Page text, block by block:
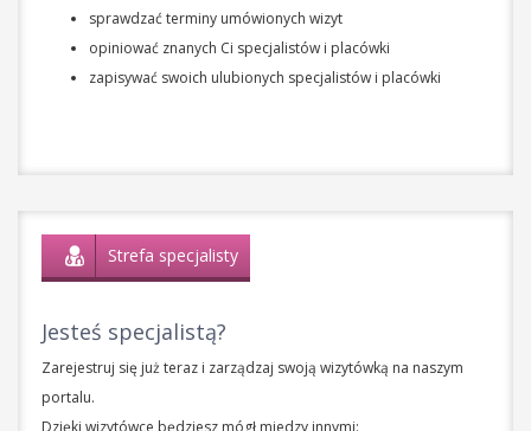
sprawdzać terminy umówionych wizyt
opiniować znanych Ci specjalistów i placówki
zapisywać swoich ulubionych specjalistów i placówki
Strefa specjalisty
Jesteś specjalistą?
Zarejestruj się już teraz i zarządzaj swoją wizytówką na naszym
portalu.
Dzięki wizytówce będziesz mógł miedzy innymi: